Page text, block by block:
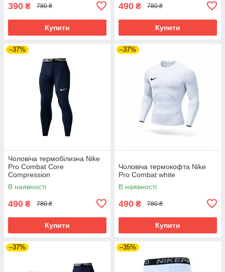
390 ₴ 780 ₴
Купити
490 ₴ 780 ₴
Купити
–37%
Чоловіча термобілизна Nike
Pro Combat Core
Compression
В наявності
490 ₴ 780 ₴
Купити
–37%
Чоловіча термокофта Nike
Pro Combat white
В наявності
490 ₴ 780 ₴
Купити
–37% –35%